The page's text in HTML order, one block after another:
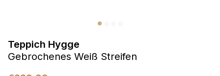
Teppich Hygge
Gebrochenes Weiß Streifen
Marketing
Websites hinweg zu verfolgen. Das Ziel ist es, Anzeigen